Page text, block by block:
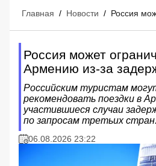
Главная / Новости /
Россия может
Армению из-за
Российским туристам
рекомендовать поездки в
участившиеся случаи
по запросам третьих стран.
06.08.2026 23:22